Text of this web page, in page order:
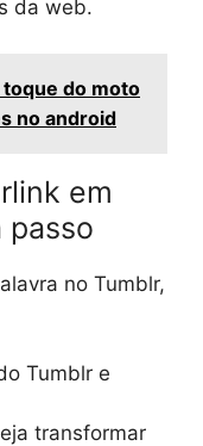
da web.
do moto
no android
em
passo
no Tumblr,
Tumblr e
transformar